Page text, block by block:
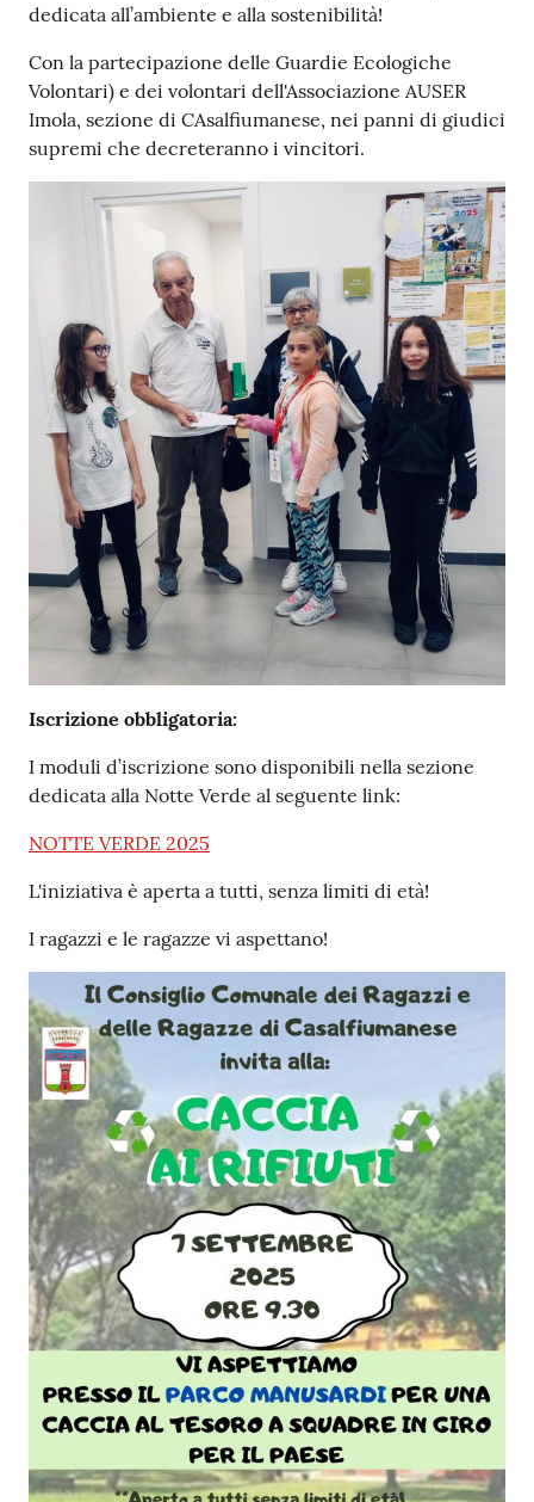
dedicata all’ambiente e alla sostenibilità!
Con la partecipazione delle Guardie Ecologiche
Volontari) e dei volontari dell'Associazione AUSER
Imola, sezione di CAsalfiumanese, nei panni di giudici
supremi che decreteranno i vincitori.
Iscrizione obbligatoria:
I moduli d’iscrizione sono disponibili nella sezione
dedicata alla Notte Verde al seguente link:
NOTTE VERDE 2025
L'iniziativa è aperta a tutti, senza limiti di età!
I ragazzi e le ragazze vi aspettano!